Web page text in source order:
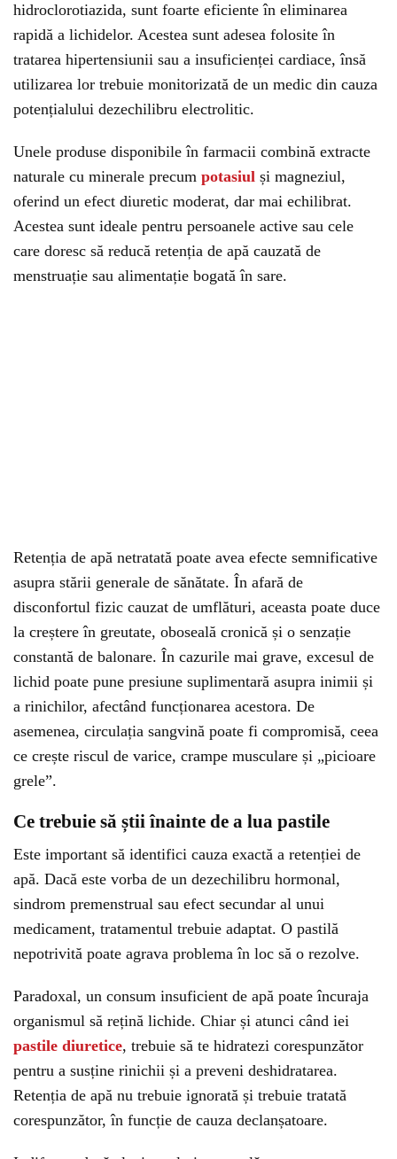
hidroclorotiazida, sunt foarte eficiente în eliminarea
rapidă a lichidelor. Acestea sunt adesea folosite în
tratarea hipertensiunii sau a insuficienței cardiace, însă
utilizarea lor trebuie monitorizată de un medic din cauza
potențialului dezechilibru electrolitic.
Unele produse disponibile în farmacii combină extracte
naturale cu minerale precum potasiul și magneziul,
oferind un efect diuretic moderat, dar mai echilibrat.
Acestea sunt ideale pentru persoanele active sau cele
care doresc să reducă retenția de apă cauzată de
menstruație sau alimentație bogată în sare.
Retenția de apă netratată poate avea efecte semnificative
asupra stării generale de sănătate. În afară de
disconfortul fizic cauzat de umflături, aceasta poate duce
la creștere în greutate, oboseală cronică și o senzație
constantă de balonare. În cazurile mai grave, excesul de
lichid poate pune presiune suplimentară asupra inimii și
a rinichilor, afectând funcționarea acestora. De
asemenea, circulația sangvină poate fi compromisă, ceea
ce crește riscul de varice, crampe musculare și „picioare
grele”.
Ce trebuie să știi înainte de a lua pastile
Este important să identifici cauza exactă a retenției de
apă. Dacă este vorba de un dezechilibru hormonal,
sindrom premenstrual sau efect secundar al unui
medicament, tratamentul trebuie adaptat. O pastilă
nepotrivită poate agrava problema în loc să o rezolve.
Paradoxal, un consum insuficient de apă poate încuraja
organismul să rețină lichide. Chiar și atunci când iei
pastile diuretice, trebuie să te hidratezi corespunzător
pentru a susține rinichii și a preveni deshidratarea.
Retenția de apă nu trebuie ignorată și trebuie tratată
corespunzător, în funcție de cauza declanșatoare.